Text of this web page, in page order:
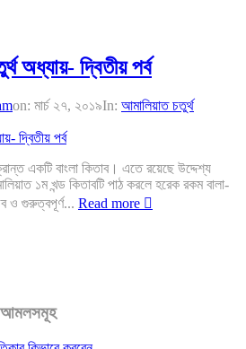
অধ্যায়- দ্বিতীয় পর্ব
on: মার্চ ২৭, ২০১৯In: আমালিয়াত চতুর্থ
একটি বাংলা কিতাব। এতে রয়েছে উদ্দেশ্য
১ম খন্ড কিতাবটি পাঠ করলে হরেক রকম বালা-
ও গুরুত্বপূর্ণ... Read more
আমলসমূহ